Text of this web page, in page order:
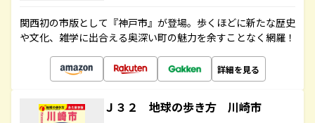
関西初の市版として『神戸市』が登場。歩くほどに新たな歴史
や文化、雑学に出合える奥深い町の魅力を余すことなく網羅！
詳細を見る
Ｊ３２ 地球の歩き方 川崎市